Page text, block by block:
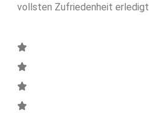
vollsten Zufriedenheit erledigt.